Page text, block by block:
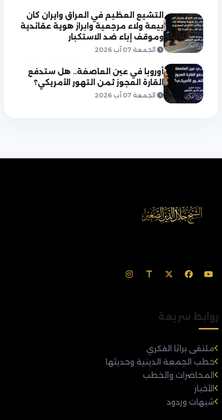
التشيع العظيم في العراق وايران كان
بيعة ولاء مرجعية وابراز هوية عقائدية
وموقف إباء ضد الاستكبار
الجمعة 07 آب 2026
أوروبا في عين العاصفة.. هل ستدفع
القارة العجوز ثمن التهور الأمريكي؟
الجمعة 07 آب 2026
روابط سريعة
ملتقى براثا الفكري
خطب الجمعة الدينية وحديثها
المحاضرات والخطب
الأخبار
شبهات وردود